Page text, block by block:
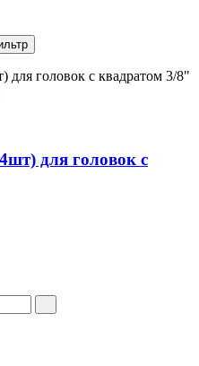
для головок с